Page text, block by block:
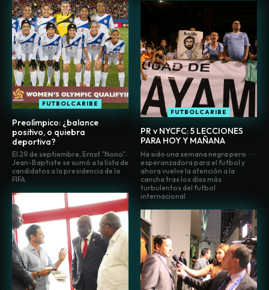
FUTBOLCARIBE
Preolímpico: ¿balance
positivo, o quiebra
deportiva?
FUTBOLCARIBE
PR v NYCFC: 5 LECCIONES
PARA HOY Y MAÑANA
El 29 de septiembre, Ernst "Nono"
Jean-Baptiste se sumó a la lista de
candidatos a la presidencia de la
FIFA
Ha sido una semana negra pero
esperanzadora para el futbol y
ahora vuelve la atención a la
cancha tras los días más
turbulentos del futbol
internacional